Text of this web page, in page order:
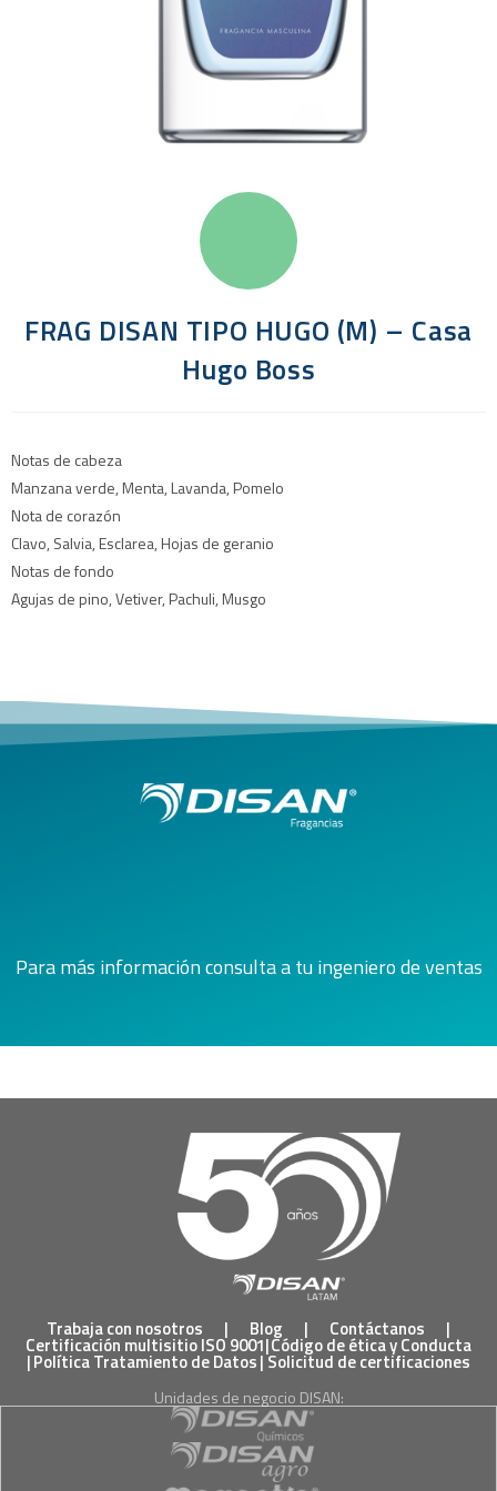
FRAG DISAN TIPO HUGO (M) – Casa
Hugo Boss
Notas de cabeza
Manzana verde, Menta, Lavanda, Pomelo
Nota de corazón
Clavo, Salvia, Esclarea, Hojas de geranio
Notas de fondo
Agujas de pino, Vetiver, Pachuli, Musgo
Para más información consulta a tu ingeniero de ventas
Trabaja con nosotros | Blog | Contáctanos |
Certificación multisitio ISO 9001|Código de ética y Conducta
|Política Tratamiento de Datos|Solicitud de certificaciones
Unidades de negocio DISAN: